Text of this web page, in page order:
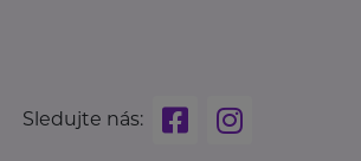
Sledujte nás: